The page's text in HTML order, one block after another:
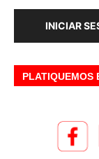
INICIAR
PLATIQUEMOS